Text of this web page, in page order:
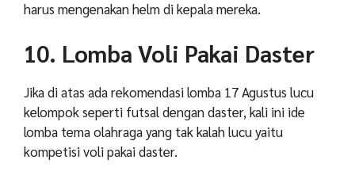
harus mengenakan helm di kepala mereka.
10. Lomba Voli Pakai Daster
Jika di atas ada rekomendasi lomba 17 Agustus lucu
kelompok seperti futsal dengan daster, kali ini ide
lomba tema olahraga yang tak kalah lucu yaitu
kompetisi voli pakai daster.